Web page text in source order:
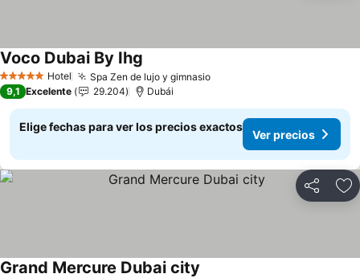
5 Estrellas Hotel Spa Zen de lujo y gimnasio
Voco Dubai By Ihg
9,1 Excelente 29.204 Dubái
Elige fechas para ver los precios exactos
Ver precios
Compartir
Grand Mercure Dubai city